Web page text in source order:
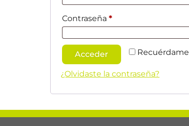
Contraseña *
Recuérdame
Acceder
¿Olvidaste la contraseña?